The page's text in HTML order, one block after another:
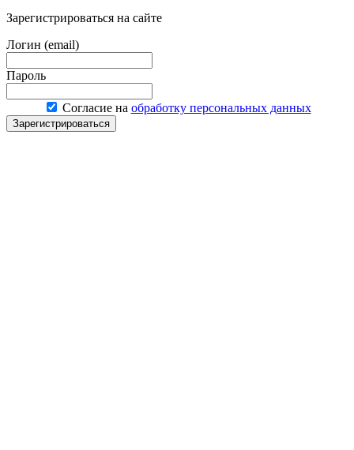
Зарегистрироваться на сайте
Логин (email)
Пароль
Согласие на обработку персональных данных
Зарегистрироваться